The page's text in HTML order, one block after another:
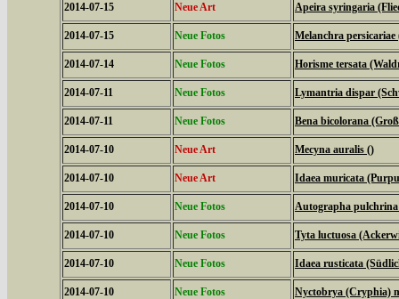
2014-07-15 Neue Art Apeira syringaria
2014-07-15 Neue Fotos Melanchra
2014-07-14 Neue Fotos Horisme tersata
2014-07-11 Neue Fotos Lymantria dispar
2014-07-11 Neue Fotos Bena bicolorana
2014-07-10 Neue Art Mecyna auralis ()
2014-07-10 Neue Art Idaea muricata
2014-07-10 Neue Fotos Autographa pulchrina
2014-07-10 Neue Fotos Tyta luctuosa
2014-07-10 Neue Fotos Idaea rusticata
2014-07-10 Neue Fotos Nyctobrya (Cryphia)